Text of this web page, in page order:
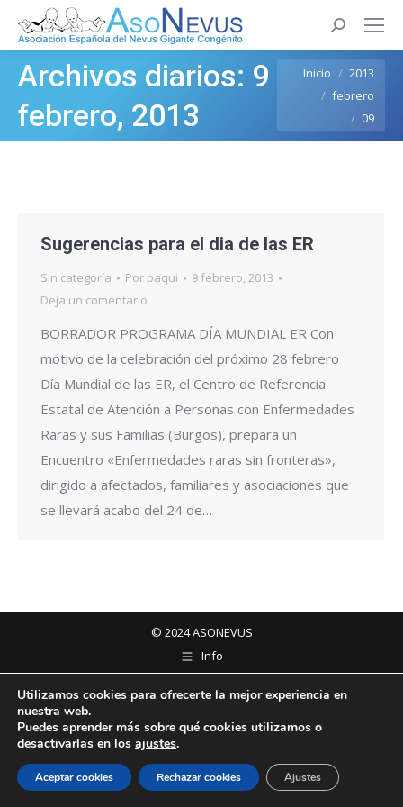
Buscar:
Archivos diarios: 9
febrero, 2013
Estás aquí:
Inicio
2013
febrero
09
Sugerencias para el dia de las ER
Sin categoría Por paqui
9 febrero, 2013
Deja un comentario
BORRADOR PROGRAMA DÍA MUNDIAL ER Con
motivo de la celebración del próximo 28 febrero
Día Mundial de las ER, el Centro de Referencia
Estatal de Atención a Personas con Enfermedades
Raras y sus Familias (Burgos), prepara un
Encuentro «Enfermedades raras sin fronteras»,
dirigido a afectados, familiares y asociaciones que
se llevará acabo del 24 de…
© 2024 ASONEVUS
Info
Utilizamos cookies para ofrecerte la mejor experiencia en
nuestra web.
Puedes aprender más sobre qué cookies utilizamos o
desactivarlas en los ajustes.
Aceptar cookies Rechazar cookies Ajustes